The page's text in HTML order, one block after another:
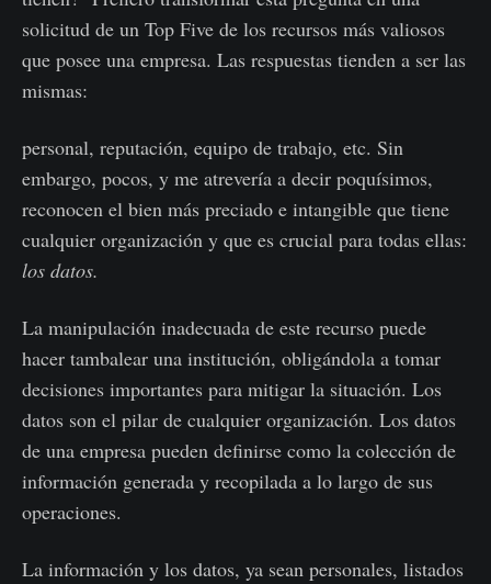
solicitud de un Top Five de los recursos más valiosos
que posee una empresa. Las respuestas tienden a ser las
mismas:
personal, reputación, equipo de trabajo, etc. Sin
embargo, pocos, y me atrevería a decir poquísimos,
reconocen el bien más preciado e intangible que tiene
cualquier organización y que es crucial para todas ellas:
los datos.
La manipulación inadecuada de este recurso puede
hacer tambalear una institución, obligándola a tomar
decisiones importantes para mitigar la situación. Los
datos son el pilar de cualquier organización. Los datos
de una empresa pueden definirse como la colección de
información generada y recopilada a lo largo de sus
operaciones.
La información y los datos, ya sean personales, listados